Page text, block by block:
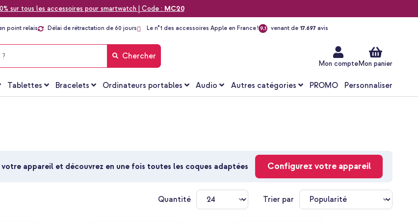
sur tous les accessoires pour smartwatch | Code : MC20
point relais Délai de rétractation de 60 jours Le n°1 des accessoires Apple en France ! 9,1 venant de 17.697 avis
Mon compteMon panier
Chercher
Tablettes Bracelets Ordinateurs portables Audio Autres catégories PROMO Personnaliser
appareil et découvrez en une fois toutes les coques adaptées Configurez votre appareil
Quantité Trier par